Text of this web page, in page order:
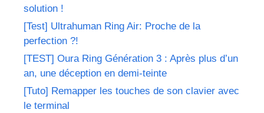
solution !
[Test] Ultrahuman Ring Air: Proche de la
perfection ?!
[TEST] Oura Ring Génération 3 : Après plus d’un
an, une déception en demi-teinte
[Tuto] Remapper les touches de son clavier avec
le terminal